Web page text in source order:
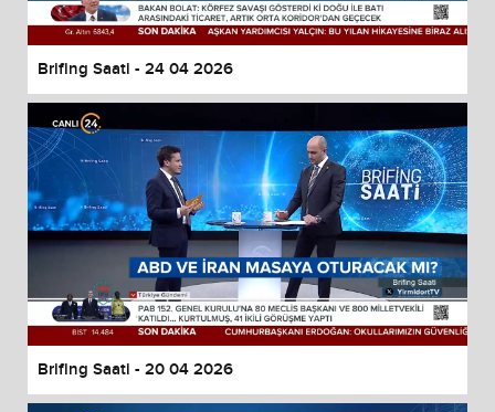
Brifing Saati - 24 04 2026
Brifing Saati - 20 04 2026